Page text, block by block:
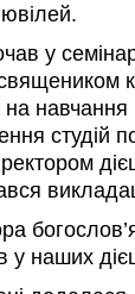
у
навчання
студій
у наших